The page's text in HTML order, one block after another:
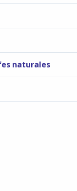
naturales